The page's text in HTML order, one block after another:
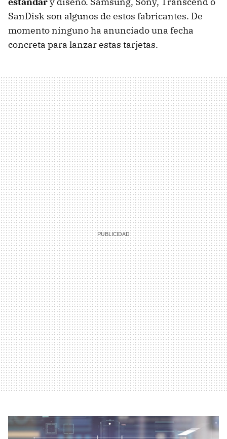
SanDisk son algunos de estos fabricantes. De
momento ninguno ha anunciado una fecha
concreta para lanzar estas tarjetas.